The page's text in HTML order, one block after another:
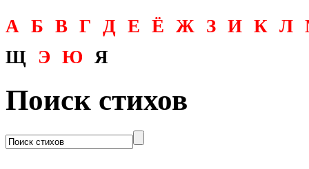
А Б В Г Д Е Ё Ж З И К Л
Щ
Э Ю Я
Поиск стихов